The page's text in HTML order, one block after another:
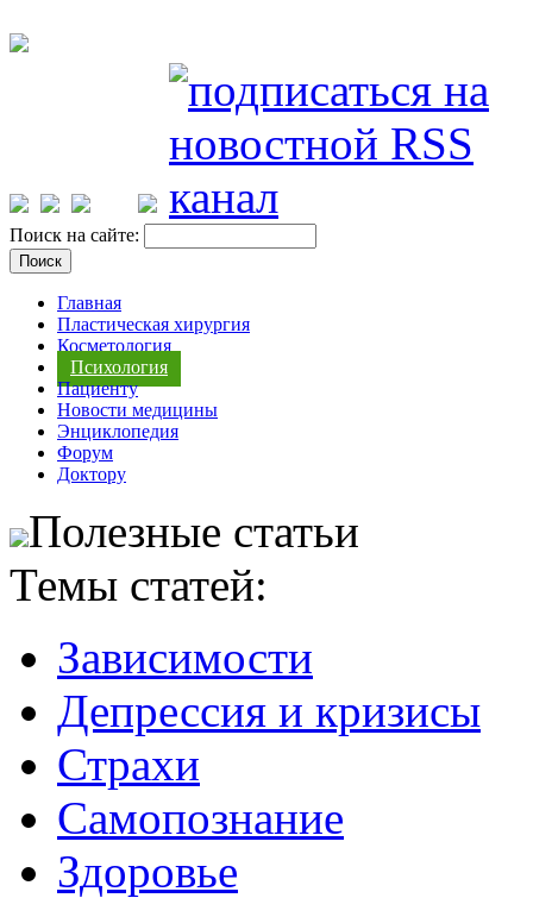
Поиск на сайте:
Главная
Пластическая хирургия
Косметология
Психология
Пациенту
Новости медицины
Энциклопедия
Форум
Доктору
Полезные статьи
Темы статей:
Зависимости
Депрессия и кризисы
Страхи
Самопознание
Здоровье